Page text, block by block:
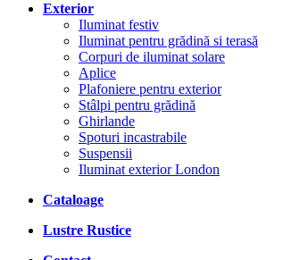
Exterior
Iluminat festiv
Iluminat pentru grădină si terasă
Corpuri de iluminat solare
Aplice
Plafoniere pentru exterior
Stâlpi pentru grădină
Ghirlande
Spoturi incastrabile
Suspensii
Iluminat exterior London
Cataloage
Lustre Rustice